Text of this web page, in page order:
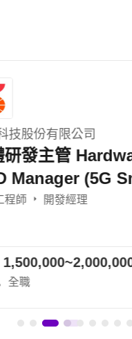
日商卓一智能科技股份
公司
【日本人歓迎】【
カウントエグゼク
提案/PJ管理）
台幣
台北市